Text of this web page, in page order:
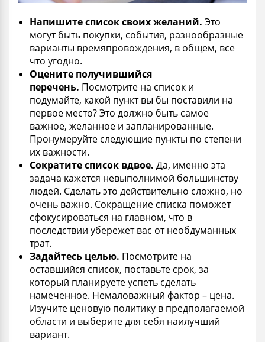
Напишите список своих желаний. Это
могут быть покупки, события, разнообразные
варианты времяпровождения, в общем, все
что угодно.
Оцените получившийся
перечень. Посмотрите на список и
подумайте, какой пункт вы бы поставили на
первое место? Это должно быть самое
важное, желанное и запланированные.
Пронумеруйте следующие пункты по степени
их важности.
Сократите список вдвое. Да, именно эта
задача кажется невыполнимой большинству
людей. Сделать это действительно сложно, но
очень важно. Сокращение списка поможет
сфокусироваться на главном, что в
последствии убережет вас от необдуманных
трат.
Задайтесь целью. Посмотрите на
оставшийся список, поставьте срок, за
который планируете успеть сделать
намеченное. Немаловажный фактор – цена.
Изучите ценовую политику в предполагаемой
области и выберите для себя наилучший
вариант.